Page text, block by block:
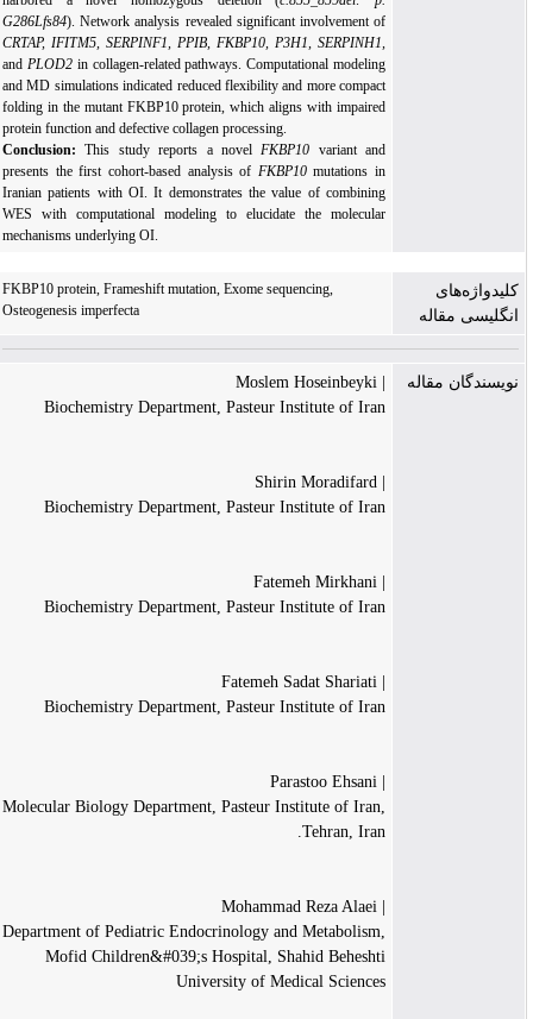
G286Lfs84 ). Network analysis revealed significant involvement of
CRTAP, IFITM5, SERPINF1, PPIB, FKBP10, P3H1, SERPINH1,
andPLOD2 in collagen-related pathways. Computational modeling
and MD simulations indicated reduced flexibility and more compact
folding in the mutant FKBP10 protein, which aligns with impaired
protein function and defective collagen processing.
Conclusion:This study reports a novelFKBP10variant and
presents the first cohort-based analysis ofFKBP10mutations in
Iranian patients with OI. It demonstrates the value of combining
WES with computational modeling to elucidate the molecular
mechanisms underlying OI.
کلیدواژه‌های
انگلیسی مقاله
FKBP10 protein, Frameshift mutation, Exome sequencing,
Osteogenesis imperfecta
نویسندگان مقاله
Biochemistry Department, Pasteur Institute of Iran
Biochemistry Department, Pasteur Institute of Iran
Biochemistry Department, Pasteur Institute of Iran
Biochemistry Department, Pasteur Institute of Iran
Molecular Biology Department, Pasteur Institute of Iran,
Tehran, Iran.
Department of Pediatric Endocrinology and Metabolism,
Mofid Children&#039;s Hospital, Shahid Beheshti
University of Medical Sciences